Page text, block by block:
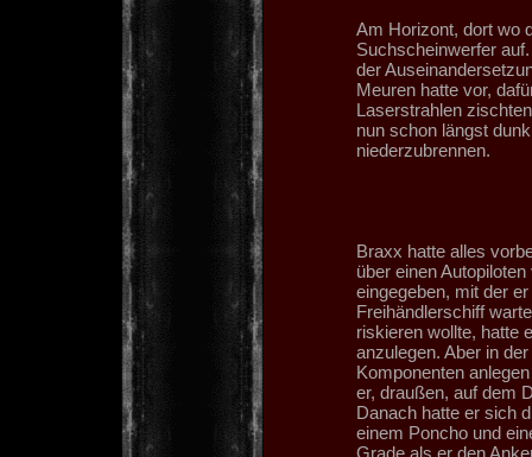
Am Horizont, dort wo
Suchscheinwerfer
der
Meuren hatte vor,
Laserstrahlen
nun schon längst
niederzubrennen.
Braxx hatte alles
über einen
eingegeben, mit der
Freihändlerschiff
riskieren wollte, hatte
anzulegen. Aber in
Komponenten
er, draußen, auf dem
Danach hatte er sich
einem Poncho und
Grade als er den